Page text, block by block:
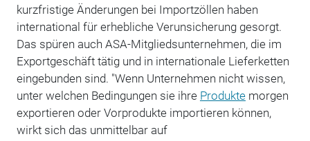
kurzfristige Änderungen bei Importzöllen haben
international für erhebliche Verunsicherung gesorgt.
Das spüren auch ASA-Mitgliedsunternehmen, die im
Exportgeschäft tätig und in internationale Lieferketten
eingebunden sind. "Wenn Unternehmen nicht wissen,
unter welchen Bedingungen sie ihre Produktemorgen
exportieren oder Vorprodukte importieren können,
wirkt sich das unmittelbar auf